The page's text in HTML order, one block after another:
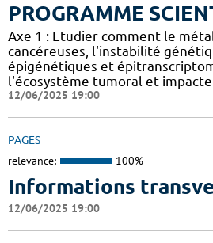
PROGRAMME
Axe 1 : Etudier comment le
cancéreuses, l'instabilité
épigénétiques et
l'écosystème tumoral et
12/06/2025 19:00
PAGES
relevance: 100%
Informations
12/06/2025 19:00